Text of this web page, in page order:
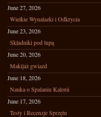
June 27, 2026
Wielkie Wynalazki i Odkrycia
June 23, 2026
Składniki pod lupą
June 20, 2026
Makijaż gwiazd
June 18, 2026
Nauka o Spalaniu Kalorii
June 17, 2026
Testy i Recenzje Sprzętu